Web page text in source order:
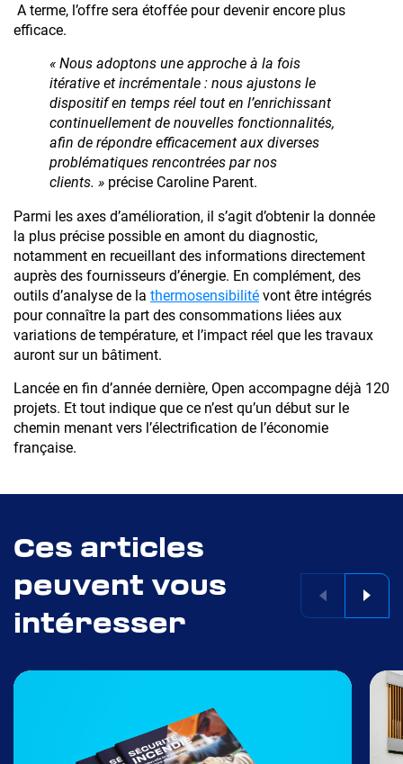
A terme, l’offre sera étoffée pour devenir encore plus
efficace.
« Nous adoptons une approche à la fois
itérative et incrémentale : nous ajustons le
dispositif en temps réel tout en l’enrichissant
continuellement de nouvelles fonctionnalités,
afin de répondre efficacement aux diverses
problématiques rencontrées par nos
clients. » précise Caroline Parent.
Parmi les axes d’amélioration, il s’agit d’obtenir la donnée
la plus précise possible en amont du diagnostic,
notamment en recueillant des informations directement
auprès des fournisseurs d’énergie. En complément, des
outils d’analyse de la thermosensibilité vont être intégrés
pour connaître la part des consommations liées aux
variations de température, et l’impact réel que les travaux
auront sur un bâtiment.
Lancée en fin d’année dernière, Open accompagne déjà 120
projets. Et tout indique que ce n’est qu’un début sur le
chemin menant vers l’électrification de l’économie
française.
Ces articles
peuvent vous
intéresser